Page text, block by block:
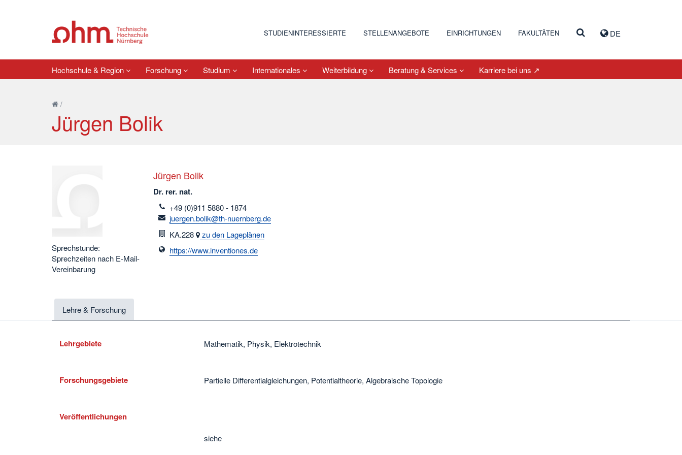
DE
STUDIENINTERESSIERTE STELLENANGEBOTE EINRICHTUNGEN FAKULTÄTEN
Hochschule & Region Forschung Studium Internationales Weiterbildung Beratung & Services Karriere bei uns ↗
/
Jürgen Bolik
Sprechstunde:
Sprechzeiten nach E-Mail-
Vereinbarung
Jürgen Bolik
Dr. rer. nat.
telefon
+49 (0)911 5880 - 1874
email
juergen.bolik@th-nuernberg.de
Raum
KA.228 zu den Lageplänen
https://www.inventiones.de
Lehre & Forschung
Lehrgebiete Mathematik, Physik, Elektrotechnik
Forschungsgebiete Partielle Differentialgleichungen, Potentialtheorie, Algebraische Topologie
Veröffentlichungen
siehe